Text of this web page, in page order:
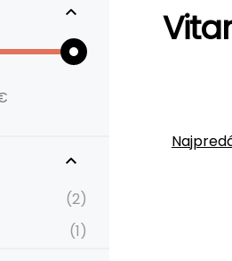
(2)
(1)